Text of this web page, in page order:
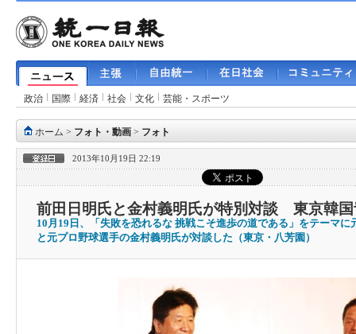
政治 国際 経済 社会 文化 芸能・スポーツ
ホーム > フォト・動画 > フォト
2013年10月19日 22:19
前田日明氏と金村義明氏が特別対談 東京韓
10月19日、「失敗を恐れるな 挑戦こそ進歩の道である」をテーマ
と元プロ野球選手の金村義明氏が対談した（東京・八芳園）